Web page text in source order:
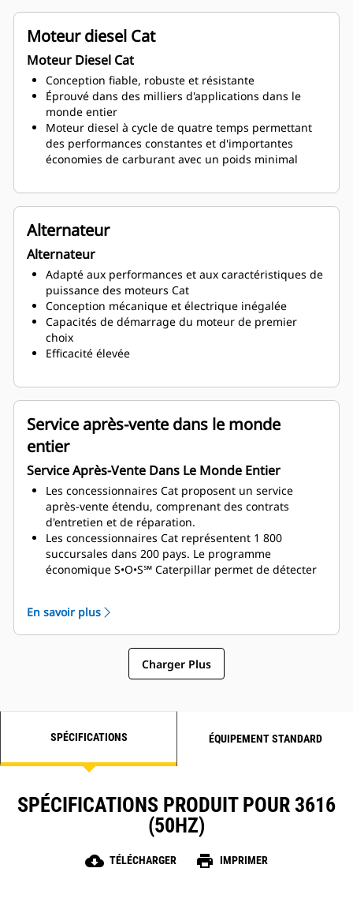
Moteur diesel Cat
Moteur Diesel Cat
Conception fiable, robuste et résistante
Éprouvé dans des milliers d'applications dans le
monde entier
Moteur diesel à cycle de quatre temps permettant
des performances constantes et d'importantes
économies de carburant avec un poids minimal
Alternateur
Alternateur
Adapté aux performances et aux caractéristiques de
puissance des moteurs Cat
Conception mécanique et électrique inégalée
Capacités de démarrage du moteur de premier
choix
Efficacité élevée
Service après-vente dans le monde
entier
Service Après-Vente Dans Le Monde Entier
Les concessionnaires Cat proposent un service
après-vente étendu, comprenant des contrats
d'entretien et de réparation.
Les concessionnaires Cat représentent 1 800
succursales dans 200 pays. Le programme
économique S•O•S℠ Caterpillar permet de détecter
combustion indésirables
En savoir plus
Charger Plus
SPÉCIFICATIONS ÉQUIPEMENT STANDARD
SPÉCIFICATIONS PRODUIT POUR 3616
(50HZ)
cloud_download TÉLÉCHARGER print IMPRIMER